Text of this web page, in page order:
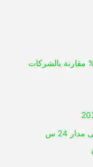
سطحة الرياض: عروض تصل إلى 50% مقارنة بالشركات
24 س